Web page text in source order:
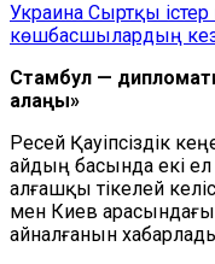
Украина Сыртқы істер
көшбасшылардың
Стамбул —
алаңы»
Ресей Қауіпсіздік
айдың басында екі
алғашқы тікелей
мен Киев арасындағы
айналғанын